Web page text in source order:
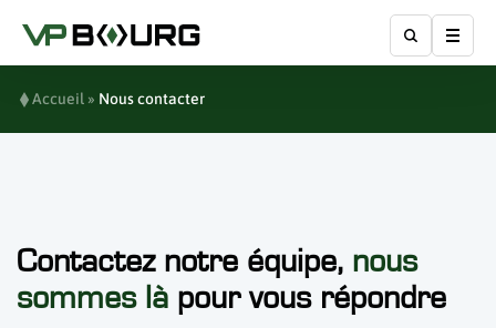
Accueil » Nous contacter
Contactez notre équipe, nous
sommes là pour vous répondre